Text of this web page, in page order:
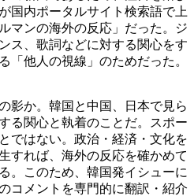
国内ポータルサイト検索語で上
マンの海外の反応」だった。ジ
ス、歌詞などに対する関心をす
「他人の視線」のためだった。
影か。韓国と中国、日本で見ら
る関心と執着のことだ。スポー
ではない。政治・経済・文化を
すれば、海外の反応を確かめて
。このため、韓国発イシューに
コメントを専門的に翻訳・紹介